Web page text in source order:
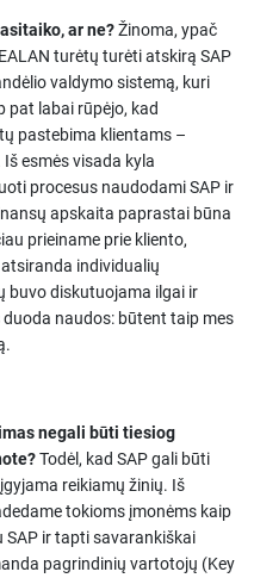
ar ne?Žinoma, ypač
turėtų turėti atskirą SAP
valdymo sistemą, kuri
pat labai rūpėjo, kad
pastebima klientams –
esmės visada kyla
procesus naudodami SAP ir
apskaita paprastai būna
prieiname prie kliento,
individualių
buvo diskutuojama ilgai ir
naudos: būtent taip mes
negali būti tiesiog
Todėl, kad SAP gali būti
reikiamų žinių. Iš
tokioms įmonėms kaip
SAP ir tapti savarankiškai
pagrindinių vartotojų (Key